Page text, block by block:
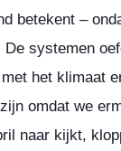
betekent –
De systemen
het klimaat
omdat we
naar kijkt,